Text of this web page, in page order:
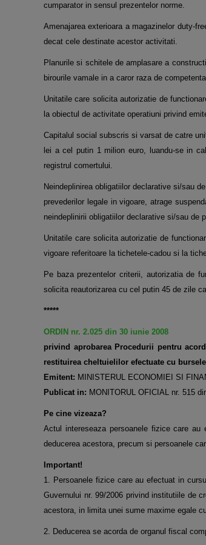
cumparator in sensul prezentelor norme.
Amenajarea exterioara a magazinelor duty-
decat cele destinate acestor activitati.
Planurile si schitele de amplasare a
birourile vamale in a caror raza de
Unitatile care solicita autorizatie de
la obiectul de activitate operatiuni privind
Capitalul social subscris si varsat de catre
lei a cel putin 1 milion euro, luandu-se in
registrul comertului.
Neindeplinirea obligatiilor declarative si/sau
prevederilor legale in vigoare, atrage
neindeplinirii obligatiilor declarative si/sau de
Unitatile care solicita autorizatie de
vigoare referitoare la tichetele-cadou si la
Pe baza prezentelor criterii, autorizatia de
solicita reautorizarea cu cel putin 45 de zile
*****
ORDIN nr. 2.025 din 30 iunie 2008
privind aprobarea Procedurii pentru
restituirea cheltuielilor efectuate cu
Emitent: MINISTERUL ECONOMIEI SI
Publicat in: MONITORUL OFICIAL nr. 515
Pe cine vizeaza?
Actul intereseaza persoanele fizice care
deducerea acestora, precum si persoanele
Important!
1. Persoanele fizice care au efectuat in
Guvernului nr. 99/2006 privind institutiile de
acestora, in limita unei sume maxime egale
2. Deducerea se acorda de organul fiscal